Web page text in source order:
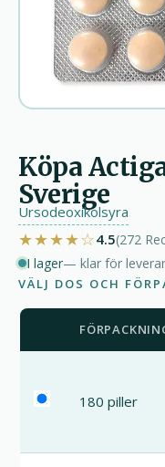
Köpa
Sverige
Ursodeoxikolsyra
★★★★☆4.5(272
I lager— klar för
VÄLJ DOS OCH
180 piller